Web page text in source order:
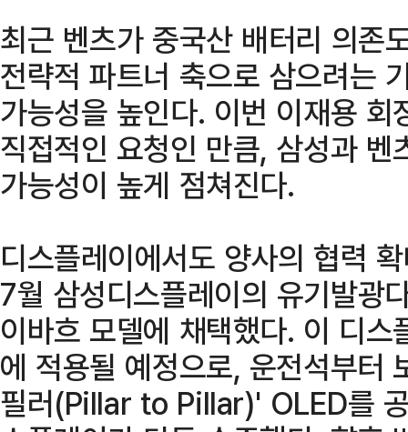
최근 벤츠가 중국산 배터리 의존
전략적 파트너 축으로 삼으려는
가능성을 높인다. 이번 이재용
직접적인 요청인 만큼, 삼성과
가능성이 높게 점쳐진다.
디스플레이에서도 양사의 협력
7월 삼성디스플레이의 유기발광
이바흐 모델에 채택했다. 이 디
에 적용될 예정으로, 운전석부터
필러(Pillar to Pillar)' OLED를